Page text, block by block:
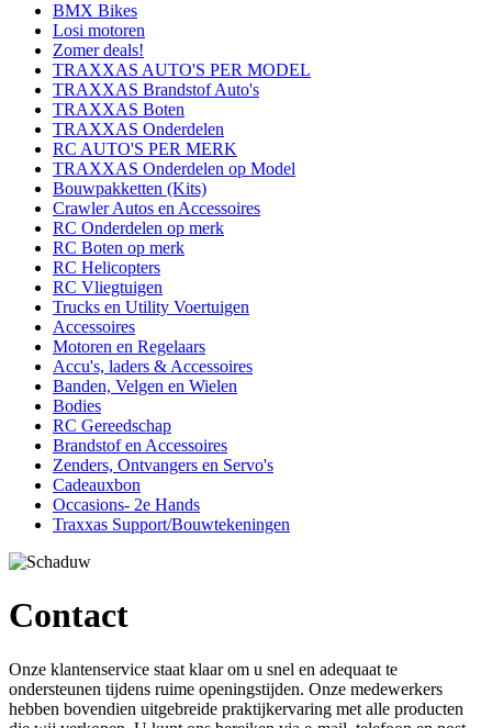
BMX Bikes
Losi motoren
Zomer deals!
TRAXXAS AUTO'S PER MODEL
TRAXXAS Brandstof Auto's
TRAXXAS Boten
TRAXXAS Onderdelen
RC AUTO'S PER MERK
TRAXXAS Onderdelen op Model
Bouwpakketten (Kits)
Crawler Autos en Accessoires
RC Onderdelen op merk
RC Boten op merk
RC Helicopters
RC Vliegtuigen
Trucks en Utility Voertuigen
Accessoires
Motoren en Regelaars
Accu's, laders & Accessoires
Banden, Velgen en Wielen
Bodies
RC Gereedschap
Brandstof en Accessoires
Zenders, Ontvangers en Servo's
Cadeauxbon
Occasions- 2e Hands
Traxxas Support/Bouwtekeningen
Contact
Onze klantenservice staat klaar om u snel en adequaat te
ondersteunen tijdens ruime openingstijden. Onze medewerkers
hebben bovendien uitgebreide praktijkervaring met alle producten